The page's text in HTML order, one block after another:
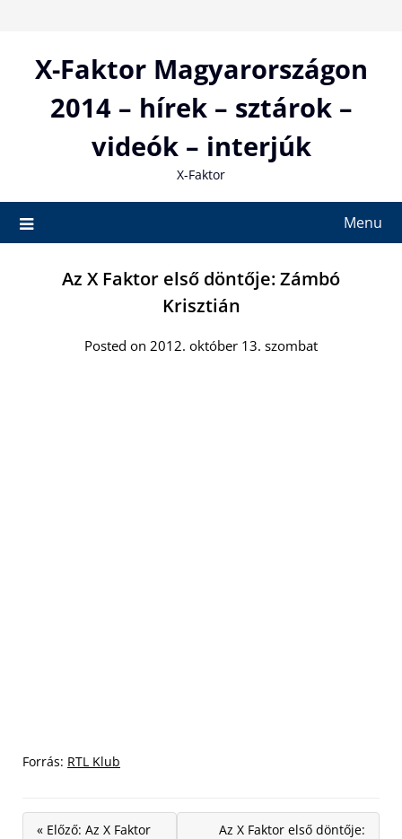
contentX-Faktor Magyarországon
2014 – hírek – sztárok –
videók – interjúk
X-Faktor
Menu
Az X Faktor első döntője: Zámbó
Krisztián
Posted on 2012. október 13. szombat
Forrás: RTL Klub
« Előző: Az X Faktor
Az X Faktor első döntője: